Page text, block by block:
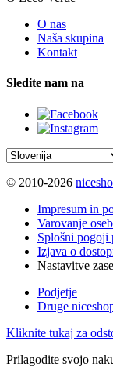
O nas
Naša skupina
Kontakt
Sledite nam na
© 2010-2026
Impresum in
Varovanje
Splošni pogoji
Izjava o
Nastavitve
Podjetje
Druge
Kliknite tukaj za
Prilagodite svojo